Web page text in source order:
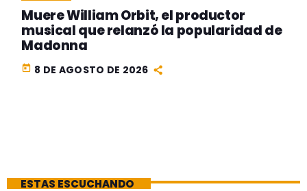
Muere William Orbit, el productor
musical que relanzó la popularidad de
Madonna
today 8 DE AGOSTO DE 2026
ESTAS ESCUCHANDO